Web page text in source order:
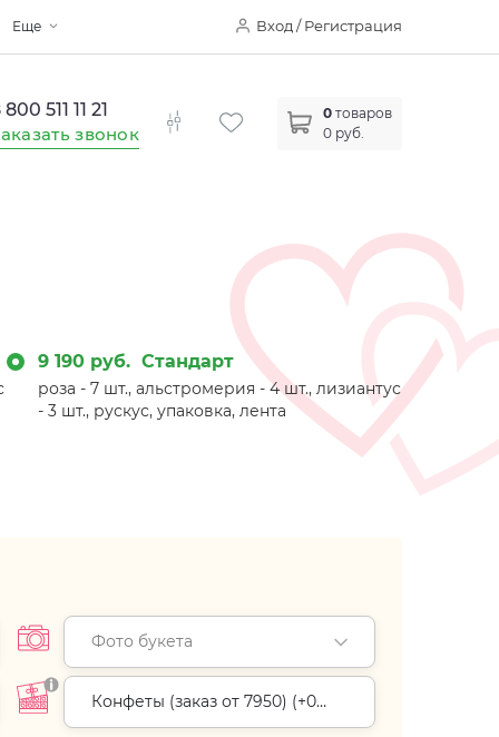
Вход / Регистрация
Еще
0 товаров
0 руб.
511 11 21
звонок
9 190 руб. Стандарт
роза - 7 шт., альстромерия - 4 шт., лизиантус
- 3 шт., рускус, упаковка, лента
Фото букета
Конфеты (заказ от 7950) (+0
руб.)